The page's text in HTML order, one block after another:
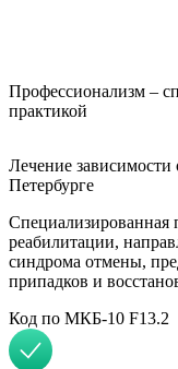
Профессионализм –
практикой
Лечение
Петербурге
Специализированная
реабилитации,
синдрома отмены,
припадков и
Код по МКБ-10 F13.2